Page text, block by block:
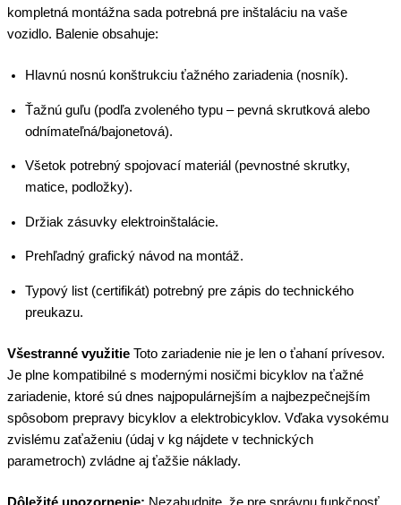
kompletná montážna sada potrebná pre inštaláciu na vaše
vozidlo. Balenie obsahuje:
Hlavnú nosnú konštrukciu ťažného zariadenia (nosník).
Ťažnú guľu (podľa zvoleného typu – pevná skrutková alebo
odnímateľná/bajonetová).
Všetok potrebný spojovací materiál (pevnostné skrutky,
matice, podložky).
Držiak zásuvky elektroinštalácie.
Prehľadný grafický návod na montáž.
Typový list (certifikát) potrebný pre zápis do technického
preukazu.
Všestranné využitie Toto zariadenie nie je len o ťahaní prívesov.
Je plne kompatibilné s modernými nosičmi bicyklov na ťažné
zariadenie, ktoré sú dnes najpopulárnejším a najbezpečnejším
spôsobom prepravy bicyklov a elektrobicyklov. Vďaka vysokému
zvislému zaťaženiu (údaj v kg nájdete v technických
parametroch) zvládne aj ťažšie náklady.
Dôležité upozornenie: Nezabudnite, že pre správnu funkčnosť